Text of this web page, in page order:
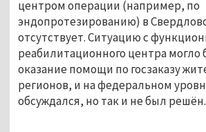
центром операции (например, по
эндопротезированию) в
отсутствует. Ситуацию с
реабилитационного центра могло
оказание помощи по госзаказу
регионов, и на федеральном
обсуждался, но так и не был решён.